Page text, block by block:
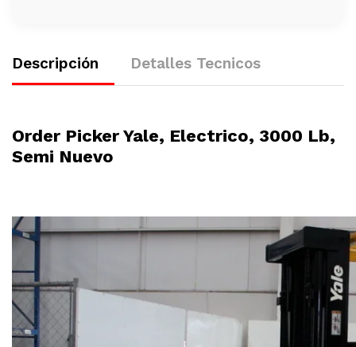
Descripción Detalles Tecnicos
Order Picker Yale, Electrico, 3000 Lb,
Semi Nuevo